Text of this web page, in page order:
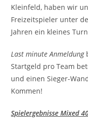
Kleinfeld, haben wir
Freizeitspieler unter
Jahren ein kleines
Last minute Anmeldung
Startgeld pro Team
und einen Sieger-
Kommen!
Spielergebnisse Mixed